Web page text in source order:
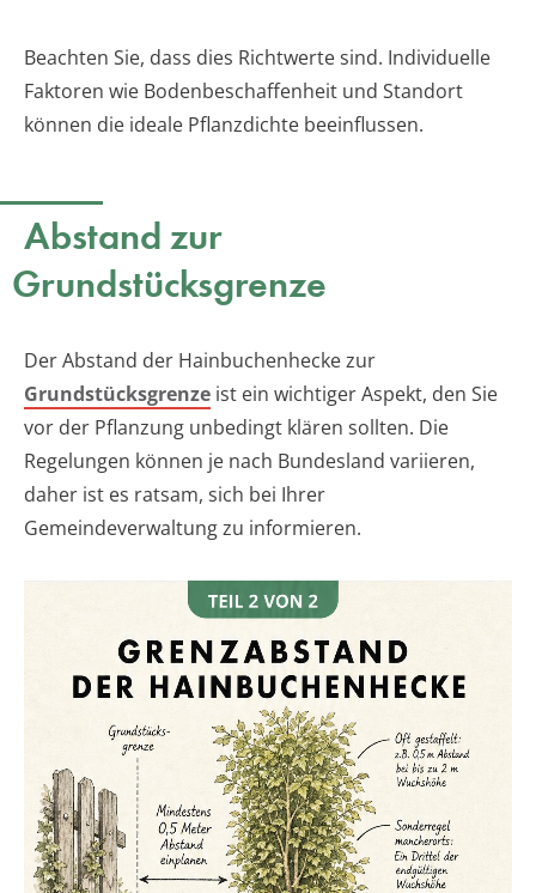
Beachten Sie, dass dies Richtwerte sind. Individuelle
Faktoren wie Bodenbeschaffenheit und Standort
können die ideale Pflanzdichte beeinflussen.
Abstand zur
Grundstücksgrenze
Der Abstand der Hainbuchenhecke zur
Grundstücksgrenze ist ein wichtiger Aspekt, den Sie
vor der Pflanzung unbedingt klären sollten. Die
Regelungen können je nach Bundesland variieren,
daher ist es ratsam, sich bei Ihrer
Gemeindeverwaltung zu informieren.